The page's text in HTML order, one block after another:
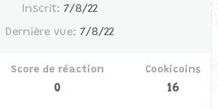
Inscrit 7/8/22
Dernière vue 7/8/22
Score de réaction
0
Cookicoins
16